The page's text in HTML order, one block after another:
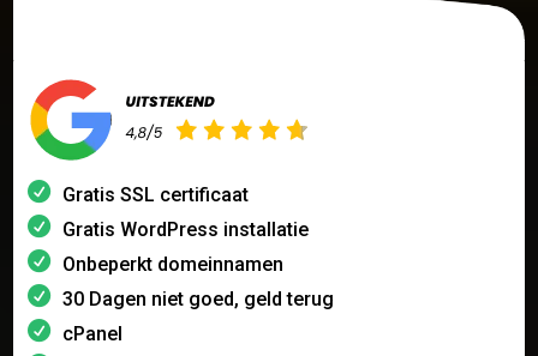
Gratis SSL certificaat
Gratis WordPress installatie
Onbeperkt domeinnamen
30 Dagen niet goed, geld terug
cPanel